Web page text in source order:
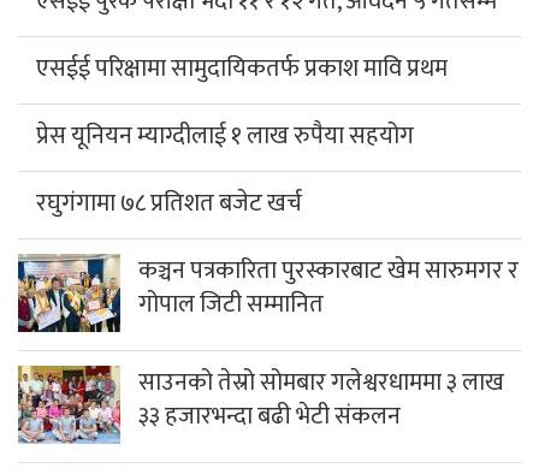
एसईई परिक्षामा सामुदायिकतर्फ प्रकाश मावि प्रथम
प्रेस यूनियन म्याग्दीलाई १ लाख रुपैया सहयोग
रघुगंगामा ७८ प्रतिशत बजेट खर्च
कञ्चन पत्रकारिता पुरस्कारबाट खेम सारुमगर र
गोपाल जिटी सम्मानित
साउनको तेस्रो सोमबार गलेश्वरधाममा ३ लाख
३३ हजारभन्दा बढी भेटी संकलन
दिवंगत निर्मल पुर्जाको एआई नक्कली तस्बिर